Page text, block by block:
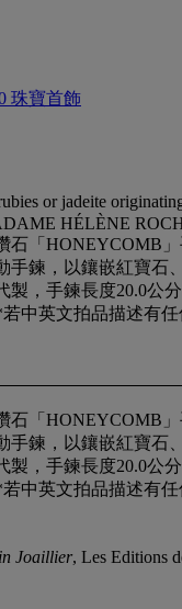
珠寶首飾
or jadeite
HÉLÈNE
石「HONEYCOMB
手鍊，以鑲嵌紅寶石
製，手鍊長度20.0公
若中英文拍品描述有
石「HONEYCOMB
手鍊，以鑲嵌紅寶石
製，手鍊長度20.0公
若中英文拍品描述有
Joaillier, Les Editions